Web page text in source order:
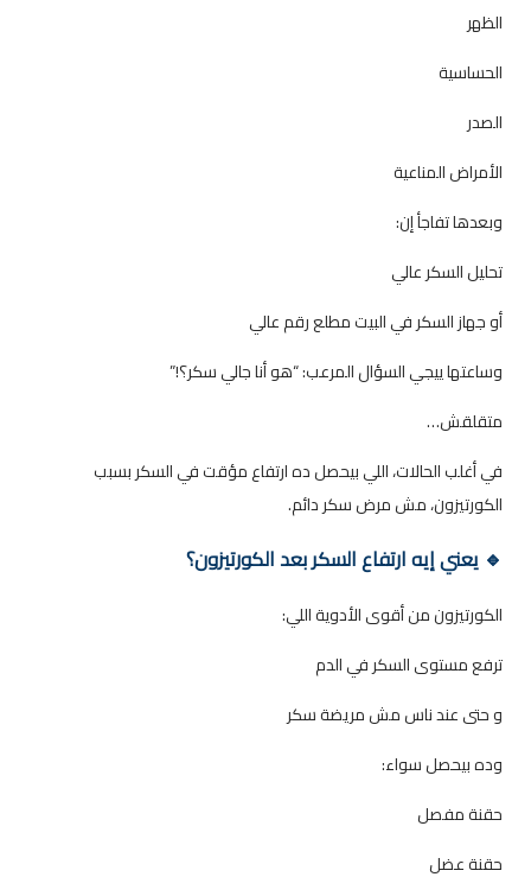
الظهر
الحساسية
الصدر
الأمراض المناعية
وبعدها تفاجأ إن:
تحليل السكر عالي
أو جهاز السكر في البيت مطلع رقم عالي
وساعتها ييجي السؤال المرعب: “هو أنا جالي سكر؟!”
متقلقش…
في أغلب الحالات، اللي بيحصل ده ارتفاع مؤقت في السكر بسبب
الكورتيزون، مش مرض سكر دائم.
🔹 يعني إيه ارتفاع السكر بعد الكورتيزون؟
الكورتيزون من أقوى الأدوية اللي:
ترفع مستوى السكر في الدم
و حتى عند ناس مش مريضة سكر
وده بيحصل سواء:
حقنة مفصل
حقنة عضل